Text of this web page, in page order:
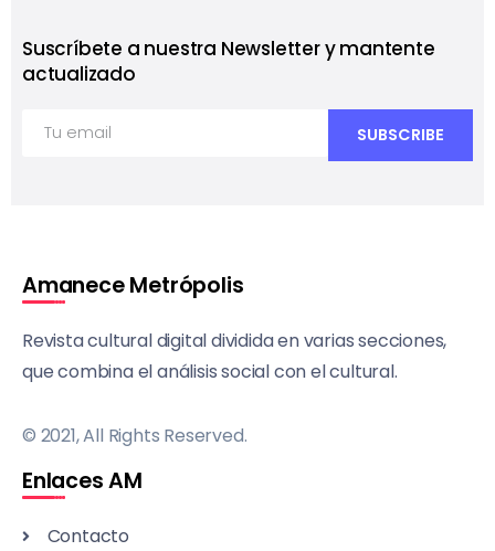
Suscríbete a nuestra Newsletter y mantente
actualizado
Amanece Metrópolis
Revista cultural digital dividida en varias secciones,
que combina el análisis social con el cultural.
© 2021, All Rights Reserved.
Enlaces AM
Contacto